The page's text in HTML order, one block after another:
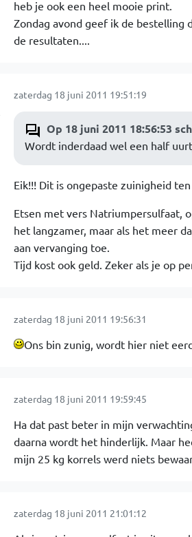
heb je ook een heel mooie print.
Zondag avond geef ik de bestelling
de resultaten....
zaterdag 18 juni 2011 19:51:19
Op 18 juni 2011 18:56:53
Wordt inderdaad wel een half
Eik!!! Dit is ongepaste zuinigheid
Etsen met vers Natriumpersulfaat,
het langzamer, maar als het meer
aan vervanging toe.
Tijd kost ook geld. Zeker als je op
zaterdag 18 juni 2011 19:56:31
Ons bin zunig, wordt hier niet
zaterdag 18 juni 2011 19:59:45
Ha dat past beter in mijn
daarna wordt het hinderlijk. Maar
mijn 25 kg korrels werd niets
zaterdag 18 juni 2011 21:01:12